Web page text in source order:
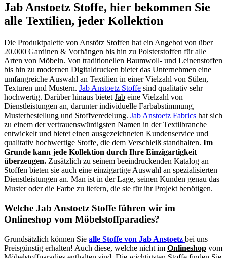
Jab Anstoetz Stoffe, hier bekommen Sie
alle Textilien, jeder Kollektion
Die Produktpalette von Anstötz Stoffen hat ein Angebot von über
20.000 Gardinen & Vorhängen bis hin zu Polsterstoffen für alle
Arten von Möbeln. Von traditionellen Baumwoll- und Leinenstoffen
bis hin zu modernen Digitaldrucken bietet das Unternehmen eine
umfangreiche Auswahl an Textilien in einer Vielzahl von Stilen,
Texturen und Mustern. Jab Anstoetz Stoffe sind qualitativ sehr
hochwertig. Darüber hinaus bietet Jab eine Vielzahl von
Dienstleistungen an, darunter individuelle Farbabstimmung,
Musterbestellung und Stoffveredelung. Jab Anstoetz Fabrics hat sich
zu einem der vertrauenswürdigsten Namen in der Textilbranche
entwickelt und bietet einen ausgezeichneten Kundenservice und
qualitativ hochwertige Stoffe, die dem Verschleiß standhalten. Im
Grunde kann jede Kollektion durch Ihre Einzigartigkeit
überzeugen. Zusätzlich zu seinem beeindruckenden Katalog an
Stoffen bieten sie auch eine einzigartige Auswahl an spezialisierten
Dienstleistungen an. Man ist in der Lage, seinen Kunden genau das
Muster oder die Farbe zu liefern, die sie für ihr Projekt benötigen.
Welche Jab Anstoetz Stoffe führen wir im
Onlineshop vom Möbelstoffparadies?
Grundsätzlich können Sie alle Stoffe von Jab Anstoetz bei uns
Preisgünstig erhalten! Auch diese, welche nicht im Onlineshop vom